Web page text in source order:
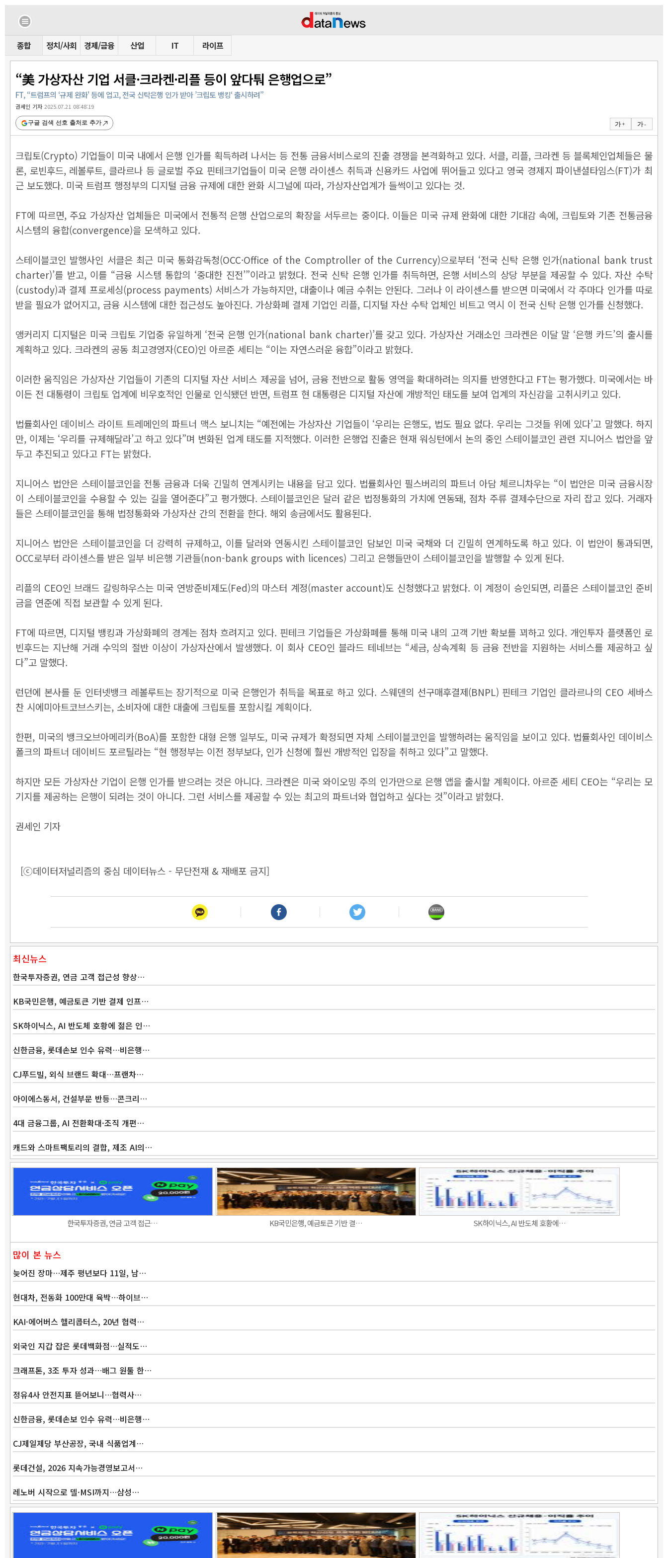
종합 정치/사회 경제/금융 산업 IT 라이프
“美 가상자산 기업 서클·크라켄·리플 등이 앞다퉈 은행업으로”
FT, “트럼프의 ‘규제 완화' 등에 업고, 전국 신탁은행 인가 받아 ’크립토 뱅킹‘ 출시하려”
권세인 기자2025.07.21 08:48:19
가 + 가 -
구글 검색 선호 출처로 추가
크립토(Crypto) 기업들이 미국 내에서 은행 인가를 획득하려 나서는 등 전통 금융서비스로의 진출 경쟁을 본격화하고 있다. 서클, 리플, 크라켄 등 블록체인업체들은 물
론, 로빈후드, 레볼루트, 클라르나 등 글로벌 주요 핀테크기업들이 미국 은행 라이센스 취득과 신용카드 사업에 뛰어들고 있다고 영국 경제지 파이낸셜타임스(FT)가 최
근 보도했다. 미국 트럼프 행정부의 디지털 금융 규제에 대한 완화 시그널에 따라, 가상자산업계가 들썩이고 있다는 것.
FT에 따르면, 주요 가상자산 업체들은 미국에서 전통적 은행 산업으로의 확장을 서두르는 중이다. 이들은 미국 규제 완화에 대한 기대감 속에, 크립토와 기존 전통금융
시스템의 융합(convergence)을 모색하고 있다.
스테이블코인 발행사인 서클은 최근 미국 통화감독청(OCC·Office of the Comptroller of the Currency)으로부터 ‘전국 신탁 은행 인가(national bank trust
charter)’를 받고, 이를 “금융 시스템 통합의 ‘중대한 진전’”이라고 밝혔다. 전국 신탁 은행 인가를 취득하면, 은행 서비스의 상당 부분을 제공할 수 있다. 자산 수탁
(custody)과 결제 프로세싱(process payments) 서비스가 가능하지만, 대출이나 예금 수취는 안된다. 그러나 이 라이센스를 받으면 미국에서 각 주마다 인가를 따로
받을 필요가 없어지고, 금융 시스템에 대한 접근성도 높아진다. 가상화폐 결제 기업인 리플, 디지털 자산 수탁 업체인 비트고 역시 이 전국 신탁 은행 인가를 신청했다.
앵커리지 디지털은 미국 크립토 기업중 유일하게 ‘전국 은행 인가(national bank charter)’를 갖고 있다. 가상자산 거래소인 크라켄은 이달 말 ‘은행 카드’의 출시를
계획하고 있다. 크라켄의 공동 최고경영자(CEO)인 아르준 세티는 “이는 자연스러운 융합”이라고 밝혔다.
이러한 움직임은 가상자산 기업들이 기존의 디지털 자산 서비스 제공을 넘어, 금융 전반으로 활동 영역을 확대하려는 의지를 반영한다고 FT는 평가했다. 미국에서는 바
이든 전 대통령이 크립토 업계에 비우호적인 인물로 인식됐던 반면, 트럼프 현 대통령은 디지털 자산에 개방적인 태도를 보여 업계의 자신감을 고취시키고 있다.
법률회사인 데이비스 라이트 트레메인의 파트너 맥스 보니치는 “예전에는 가상자산 기업들이 ‘우리는 은행도, 법도 필요 없다. 우리는 그것들 위에 있다’고 말했다. 하지
만, 이제는 ‘우리를 규제해달라’고 하고 있다”며 변화된 업계 태도를 지적했다. 이러한 은행업 진출은 현재 워싱턴에서 논의 중인 스테이블코인 관련 지니어스 법안을 앞
두고 추진되고 있다고 FT는 밝혔다.
지니어스 법안은 스테이블코인을 전통 금융과 더욱 긴밀히 연계시키는 내용을 담고 있다. 법률회사인 필스버리의 파트너 아담 체르니차우는 “이 법안은 미국 금융시장
이 스테이블코인을 수용할 수 있는 길을 열어준다”고 평가했다. 스테이블코인은 달러 같은 법정통화의 가치에 연동돼, 점차 주류 결제수단으로 자리 잡고 있다. 거래자
들은 스테이블코인을 통해 법정통화와 가상자산 간의 전환을 한다. 해외 송금에서도 활용된다.
지니어스 법안은 스테이블코인을 더 강력히 규제하고, 이를 달러와 연동시킨 스테이블코인 담보인 미국 국채와 더 긴밀히 연계하도록 하고 있다. 이 법안이 통과되면,
OCC로부터 라이센스를 받은 일부 비은행 기관들(non-bank groups with licences) 그리고 은행들만이 스테이블코인을 발행할 수 있게 된다.
리플의 CEO인 브래드 갈링하우스는 미국 연방준비제도(Fed)의 마스터 계정(master account)도 신청했다고 밝혔다. 이 계정이 승인되면, 리플은 스테이블코인 준비
금을 연준에 직접 보관할 수 있게 된다.
FT에 따르면, 디지털 뱅킹과 가상화폐의 경계는 점차 흐려지고 있다. 핀테크 기업들은 가상화폐를 통해 미국 내의 고객 기반 확보를 꾀하고 있다. 개인투자 플랫폼인 로
빈후드는 지난해 거래 수익의 절반 이상이 가상자산에서 발생했다. 이 회사 CEO인 블라드 테네브는 “세금, 상속계획 등 금융 전반을 지원하는 서비스를 제공하고 싶
다”고 말했다.
런던에 본사를 둔 인터넷뱅크 레볼루트는 장기적으로 미국 은행인가 취득을 목표로 하고 있다. 스웨덴의 선구매후결제(BNPL) 핀테크 기업인 클라르나의 CEO 세바스
찬 시에미아트코브스키는, 소비자에 대한 대출에 크립토를 포함시킬 계획이다.
한편, 미국의 뱅크오브아메리카(BoA)를 포함한 대형 은행 일부도, 미국 규제가 확정되면 자체 스테이블코인을 발행하려는 움직임을 보이고 있다. 법률회사인 데이비스
폴크의 파트너 데이비드 포르틸라는 “현 행정부는 이전 정부보다, 인가 신청에 훨씬 개방적인 입장을 취하고 있다”고 말했다.
하지만 모든 가상자산 기업이 은행 인가를 받으려는 것은 아니다. 크라켄은 미국 와이오밍 주의 인가만으로 은행 앱을 출시할 계획이다. 아르준 세티 CEO는 “우리는 모
기지를 제공하는 은행이 되려는 것이 아니다. 그런 서비스를 제공할 수 있는 최고의 파트너와 협업하고 싶다는 것”이라고 밝혔다.
권세인 기자
[ⓒ데이터저널리즘의 중심 데이터뉴스 - 무단전재 & 재배포 금지]
최신뉴스
한국투자증권, 연금 고객 접근성 향상…
KB국민은행, 예금토큰 기반 결제 인프…
SK하이닉스, AI 반도체 호황에 젊은 인…
신한금융, 롯데손보 인수 유력…비은행…
CJ푸드빌, 외식 브랜드 확대…프랜차…
아이에스동서, 건설부문 반등…콘크리…
4대 금융그룹, AI 전환확대·조직 개편…
캐드와 스마트팩토리의 결합, 제조 AI의…
한국투자증권, 연금 고객 접근… KB국민은행, 예금토큰 기반 결… SK하이닉스, AI 반도체 호황에…
많이 본 뉴스
늦어진 장마…제주 평년보다 11일, 남…
현대차, 전동화 100만대 육박…하이브…
KAI·에어버스 헬리콥터스, 20년 협력…
외국인 지갑 잡은 롯데백화점…실적도…
크래프톤, 3조 투자 성과…배그 원툴 한…
정유4사 안전지표 뜯어보니…협력사…
신한금융, 롯데손보 인수 유력…비은행…
CJ제일제당 부산공장, 국내 식품업계…
롯데건설, 2026 지속가능경영보고서…
레노버 시작으로 델·MSI까지…삼성…